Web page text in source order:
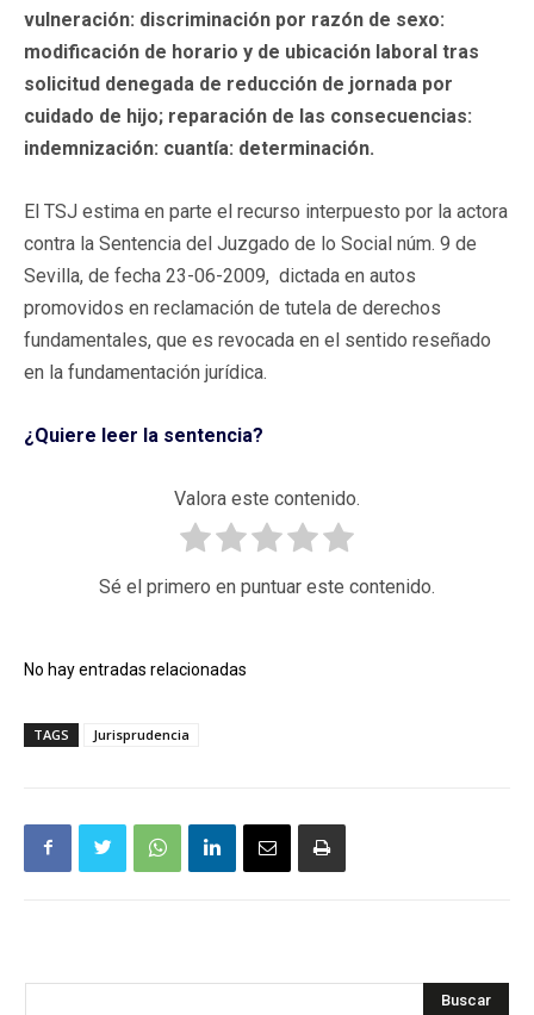
vulneración: discriminación por razón de sexo:
modificación de horario y de ubicación laboral tras
solicitud denegada de reducción de jornada por
cuidado de hijo; reparación de las consecuencias:
indemnización: cuantía: determinación.
El TSJ estima en parte el recurso interpuesto por la actora
contra la Sentencia del Juzgado de lo Social núm. 9 de
Sevilla, de fecha 23-06-2009, dictada en autos
promovidos en reclamación de tutela de derechos
fundamentales, que es revocada en el sentido reseñado
en la fundamentación jurídica.
¿Quiere leer la sentencia?
Valora este contenido.
Sé el primero en puntuar este contenido.
No hay entradas relacionadas
TAGS Jurisprudencia
Buscar